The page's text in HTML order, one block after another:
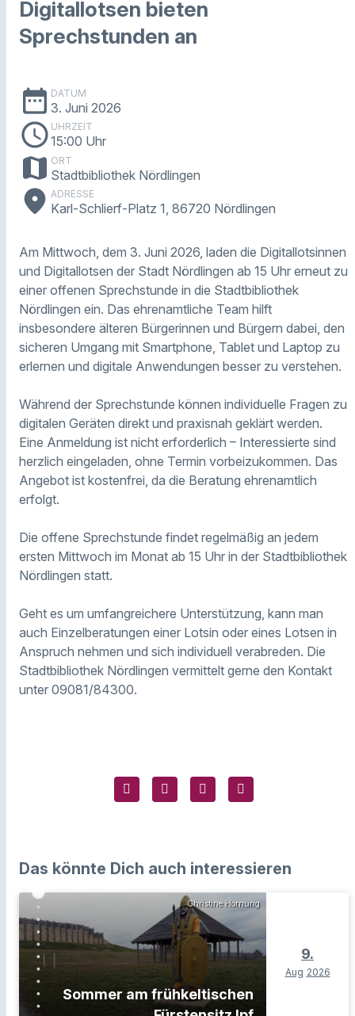
Digitallotsen bieten
Sprechstunden an
date_range DATUM
3. Juni 2026
schedule UHRZEIT
15:00 Uhr
map ORT
Stadtbibliothek Nördlingen
place ADRESSE
Karl-Schlierf-Platz 1, 86720 Nördlingen
Am Mittwoch, dem 3. Juni 2026, laden die Digitallotsinnen
und Digitallotsen der Stadt Nördlingen ab 15 Uhr erneut zu
einer offenen Sprechstunde in die Stadtbibliothek
Nördlingen ein. Das ehrenamtliche Team hilft
insbesondere älteren Bürgerinnen und Bürgern dabei, den
sicheren Umgang mit Smartphone, Tablet und Laptop zu
erlernen und digitale Anwendungen besser zu verstehen.
Während der Sprechstunde können individuelle Fragen zu
digitalen Geräten direkt und praxisnah geklärt werden.
Eine Anmeldung ist nicht erforderlich – Interessierte sind
herzlich eingeladen, ohne Termin vorbeizukommen. Das
Angebot ist kostenfrei, da die Beratung ehrenamtlich
erfolgt.
Die offene Sprechstunde findet regelmäßig an jedem
ersten Mittwoch im Monat ab 15 Uhr in der Stadtbibliothek
Nördlingen statt.
Geht es um umfangreichere Unterstützung, kann man
auch Einzelberatungen einer Lotsin oder eines Lotsen in
Anspruch nehmen und sich individuell verabreden. Die
Stadtbibliothek Nördlingen vermittelt gerne den Kontakt
unter 09081/84300.
Das könnte Dich auch interessieren
Christine Hornung
Sommer am frühkeltischen
9.
Aug 2026